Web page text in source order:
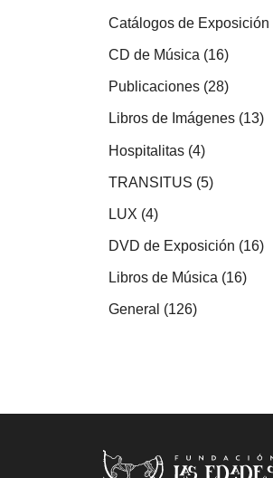
Catálogos de Exposición
CD de Música 1616
Publicaciones 2828
Libros de Imágenes 1313
Hospitalitas 44
TRANSITUS 55
LUX 44
DVD de Exposición 1616
Libros de Música 1616
General 126126